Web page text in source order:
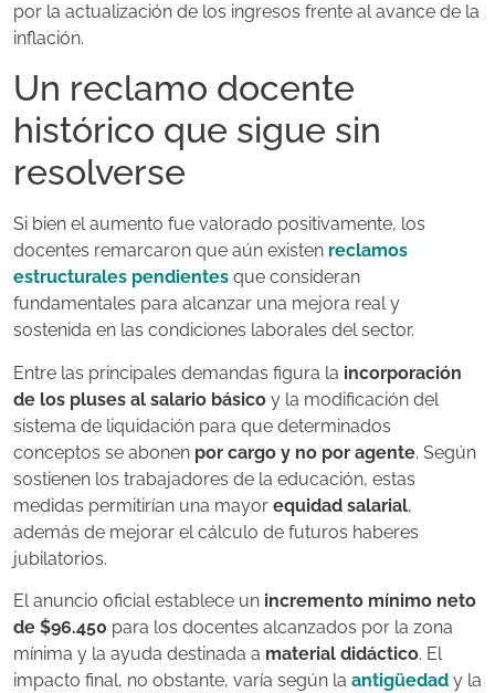
por la actualización de los ingresos frente al avance de la
inflación.
Un reclamo docente
histórico que sigue sin
resolverse
Si bien el aumento fue valorado positivamente, los
docentes remarcaron que aún existen reclamos
estructurales pendientes que consideran
fundamentales para alcanzar una mejora real y
sostenida en las condiciones laborales del sector.
Entre las principales demandas figura la incorporación
de los pluses al salario básico y la modificación del
sistema de liquidación para que determinados
conceptos se abonen por cargo y no por agente. Según
sostienen los trabajadores de la educación, estas
medidas permitirían una mayor equidad salarial,
además de mejorar el cálculo de futuros haberes
jubilatorios.
El anuncio oficial establece un incremento mínimo neto
de $96.450 para los docentes alcanzados por la zona
mínima y la ayuda destinada a material didáctico. El
impacto final, no obstante, varía según la antigüedad y la